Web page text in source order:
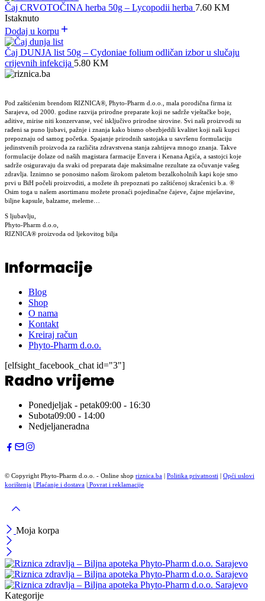
Čaj CRVOTOČINA herba 50g – Lycopodii herba 7.60 KM
Istaknuto
Dodaj u korpu
Čaj DUNJA list 50g – Cydoniae folium odličan izbor u slučaju
crijevnih infekcija 5.80 KM
Pod zaštićenim brendom RIZNICA®, Phyto-Pharm d.o.o., mala porodična firma iz
Sarajeva, od 2000. godine razvija prirodne preparate koji ne sadrže vještačke boje,
aditive, mirise niti konzervanse, već isključivo prirodne sirovine. Svi naši proizvodi su
rađeni sa puno ljubavi, pažnje i znanja kako bismo obezbjedili kvalitet koji naši kupci
prepoznaju od samog početka. Spajanje prirodnih sastojaka u savršenu formulaciju
jedinstvenih proizvoda za različita zdravstvena stanja zahtijeva mnogo znanja. Takve
formulacije dolaze od naših magistara farmacije Envera i Kenana Agića, a sastojci koje
sadrže osiguravaju da svaki od preparata daje maksimalne rezultate za očuvanje vašeg
zdravlja. Iznimno se ponosimo našom širokom paletom bezalkoholnih kapi koje smo
prvi u BiH počeli proizvoditi, a možete ih prepoznati po zaštićenoj skraćenici b.a. ®
Osim toga u našem asortimanu možete pronaći pojedinačne čajeve, čajne mješavine,
biljne kapsule, balzame, meleme…
S ljubavlju,
Phyto-Pharm d.o.o,
RIZNICA® proizvoda od ljekovitog bilja
Informacije
Blog
Shop
O nama
Kontakt
Kreiraj račun
Phyto-Pharm d.o.o.
[elfsight_facebook_chat id="3"]
Radno vrijeme
Ponedjeljak - petak09:00 - 16:30
Subota09:00 - 14:00
Nedjeljaneradna
© Copyright Phyto-Pharm d.o.o. - Online shop riznica.ba Politika privatnosti
Opći uslovi
korištenja
Plaćanje i dostava Povrat i reklamacije
Moja korpa
Kategorije